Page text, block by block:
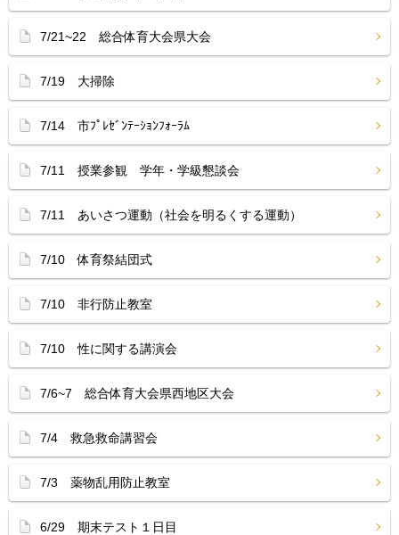
7/21~22 総合体育大会県大会
7/19 大掃除
7/14 市ﾌﾟﾚｾﾞﾝﾃｰｼｮﾝﾌｫｰﾗﾑ
7/11 授業参観 学年・学級懇談会
7/11 あいさつ運動（社会を明るくする運動）
7/10 体育祭結団式
7/10 非行防止教室
7/10 性に関する講演会
7/6~7 総合体育大会県西地区大会
7/4 救急救命講習会
7/3 薬物乱用防止教室
6/29 期末テスト１日目